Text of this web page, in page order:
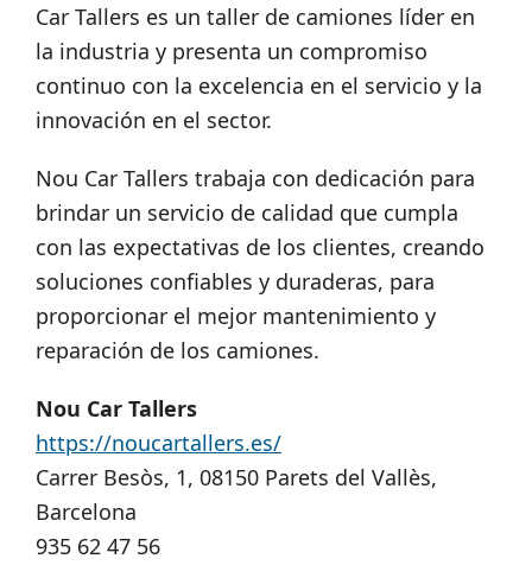
Car Tallers es un taller de camiones líder en
la industria y presenta un compromiso
continuo con la excelencia en el servicio y la
innovación en el sector.
Nou Car Tallers trabaja con dedicación para
brindar un servicio de calidad que cumpla
con las expectativas de los clientes, creando
soluciones confiables y duraderas, para
proporcionar el mejor mantenimiento y
reparación de los camiones.
Nou Car Tallers
https://noucartallers.es/
Carrer Besòs, 1, 08150 Parets del Vallès,
Barcelona
935 62 47 56